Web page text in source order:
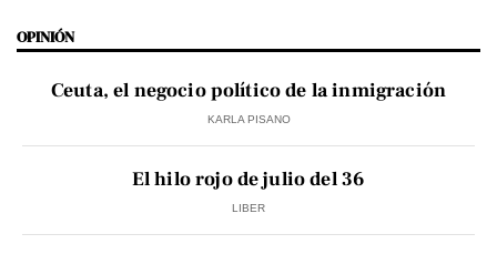
OPINIÓN
Ceuta, el negocio político de la inmigración
KARLA PISANO
El hilo rojo de julio del 36
LIBER